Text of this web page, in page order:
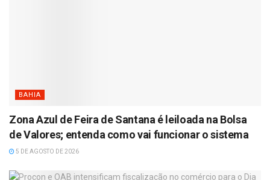
BAHIA
Zona Azul de Feira de Santana é leiloada na Bolsa
de Valores; entenda como vai funcionar o sistema
5 DE AGOSTO DE 2026